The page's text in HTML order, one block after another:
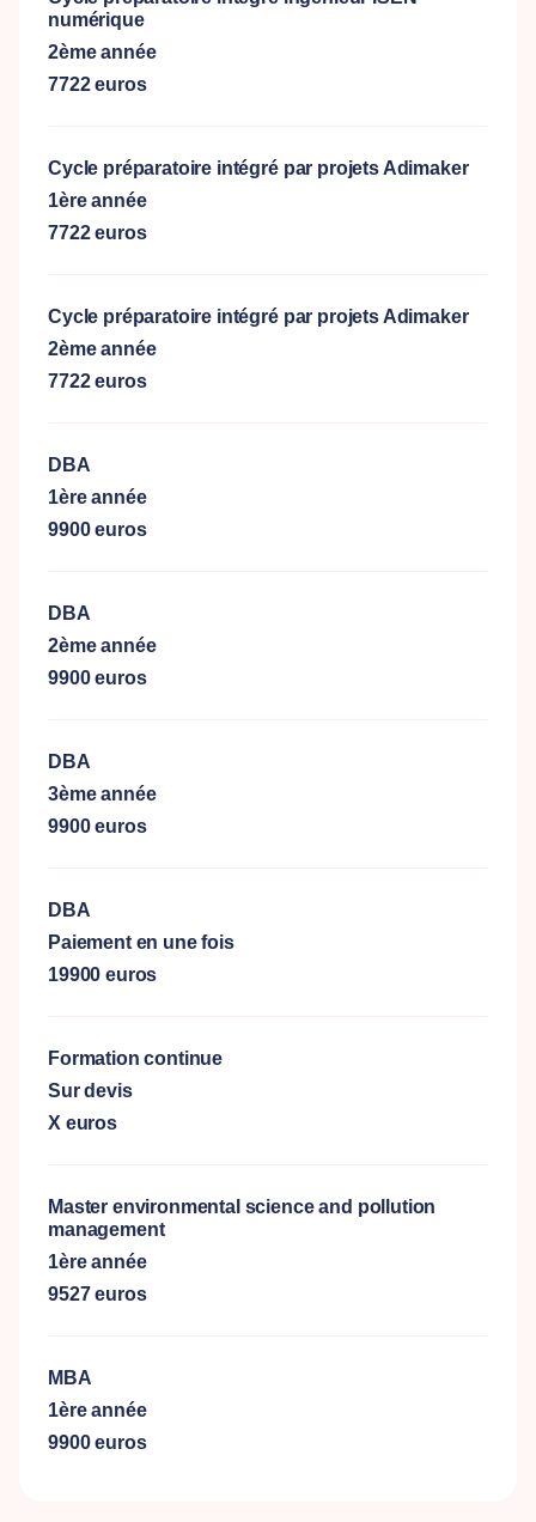
numérique
2ème année
7722 euros
Cycle préparatoire intégré par projets Adimaker
1ère année
7722 euros
Cycle préparatoire intégré par projets Adimaker
2ème année
7722 euros
DBA
1ère année
9900 euros
DBA
2ème année
9900 euros
DBA
3ème année
9900 euros
DBA
Paiement en une fois
19900 euros
Formation continue
Sur devis
X euros
Master environmental science and pollution
management
1ère année
9527 euros
MBA
1ère année
9900 euros